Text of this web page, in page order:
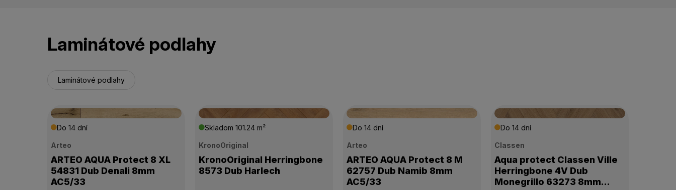
Laminátové podlahy
Laminátové podlahy
Do 14 dní
Arteo
ARTEO AQUA Protect 8 XL
54831 Dub Denali 8mm
AC5/33
Skladom101.24 m²
KronoOriginal
KronoOriginal Herringbone
8573 Dub Harlech
Do 14 dní
Arteo
ARTEO AQUA Protect 8 M
62757 Dub Namib 8mm
AC5/33
Do 14 dní
Classen
Aqua protect Classen Ville
Herringbone 4V Dub
Monegrillo 63273 8mm